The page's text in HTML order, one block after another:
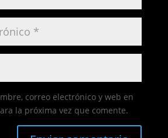
correo electrónico y web en
la próxima vez que comente.